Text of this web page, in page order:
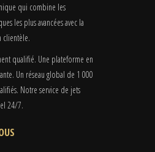
qui combine les
les plus avancées avec la
clientèle.
qualifié. Une plateforme en
Un réseau global de 1 000
Notre service de jets
24/7.